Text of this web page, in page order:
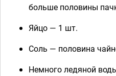
больше половины
Яйцо — 1 шт.
Соль — половина
Немного ледяной